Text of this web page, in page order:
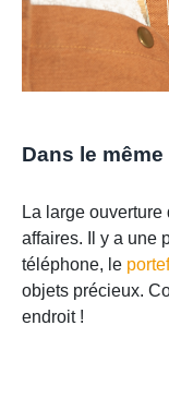
Dans le
La large
affaires. Il y a une
téléphone, le
objets précieux.
endroit !